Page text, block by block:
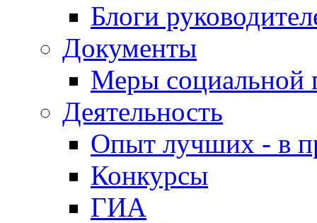
Блоги
Документы
Меры социальной
Деятельность
Опыт лучших - в
Конкурсы
ГИА